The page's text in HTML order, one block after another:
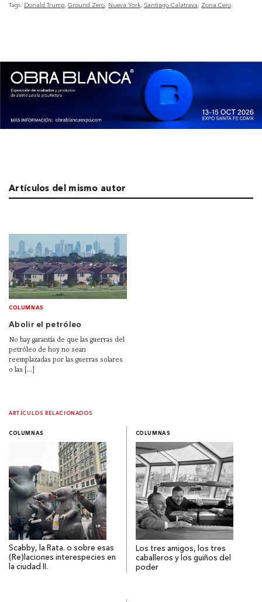
Tags: Donald Trump Ground Zero Nueva York Santiago Calatrava Zona Cero
Artículos del mismo autor
COLUMNAS
Abolir el petróleo
No hay garantía de que las guerras del
petróleo de hoy no sean
reemplazadas por las guerras solares
o las [...]
ARTÍCULOS RELACIONADOS
COLUMNAS
Scabby, la Rata. o sobre esas
(Re)laciones interespecies en
la ciudad II.
COLUMNAS
Los tres amigos, los tres
caballeros y los guiños del
poder